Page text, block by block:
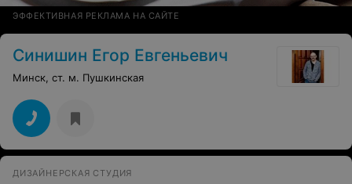
ЭФФЕКТИВНАЯ РЕКЛАМА НА САЙТЕ
Синишин Егор Евгеньевич
Минск, ст. м. Пушкинская
ДИЗАЙНЕРСКАЯ СТУДИЯ